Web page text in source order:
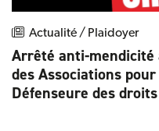
Actualité / Plaidoyer
Arrêté anti-mendicité
des Associations
Défenseure des droits